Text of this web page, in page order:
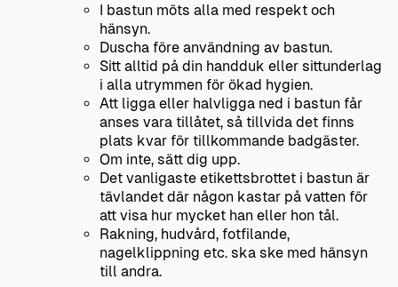
I bastun möts alla med respekt och
hänsyn.
Duscha före användning av bastun.
Sitt alltid på din handduk eller sittunderlag
i alla utrymmen för ökad hygien.
Att ligga eller halvligga ned i bastun får
anses vara tillåtet, så tillvida det finns
plats kvar för tillkommande badgäster.
Om inte, sätt dig upp.
Det vanligaste etikettsbrottet i bastun är
tävlandet där någon kastar på vatten för
att visa hur mycket han eller hon tål.
Rakning, hudvård, fotfilande,
nagelklippning etc. ska ske med hänsyn
till andra.